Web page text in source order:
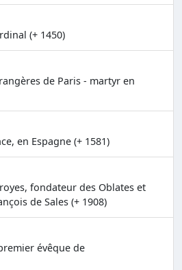
(+ 1450)
de Paris - martyr en
en Espagne (+ 1581)
fondateur des Oblates et
de Sales (+ 1908)
évêque de